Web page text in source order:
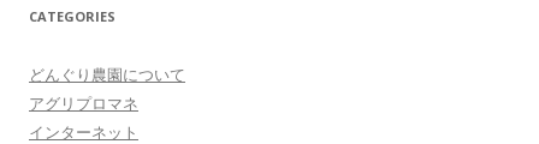
CATEGORIES
どんぐり農園について
アグリプロマネ
インターネット